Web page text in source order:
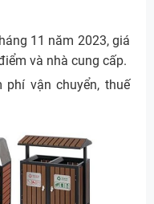
11 năm 2023, giá
và nhà cung cấp.
vận chuyển, thuế